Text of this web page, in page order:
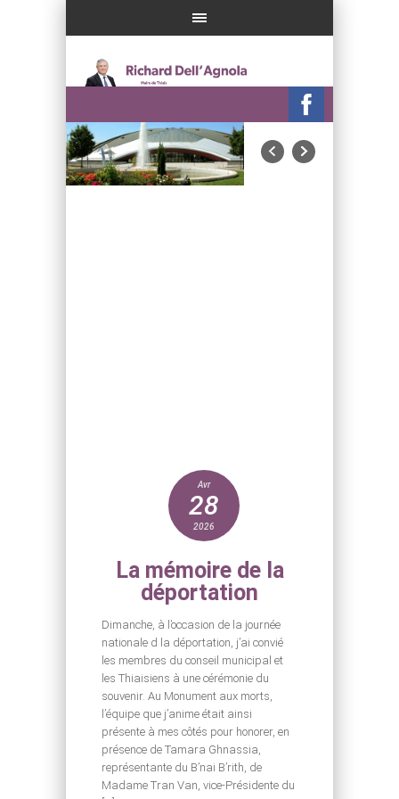
Avr
28
2026
La mémoire de la
déportation
Dimanche, à l’occasion de la journée
nationale d la déportation, j’ai convié
les membres du conseil municipal et
les Thiaisiens à une cérémonie du
souvenir. Au Monument aux morts,
l’équipe que j’anime était ainsi
présente à mes côtés pour honorer, en
présence de Tamara Ghnassia,
représentante du B’nai B’rith, de
Madame Tran Van, vice-Présidente du